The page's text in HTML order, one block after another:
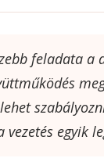
feladata
egyik